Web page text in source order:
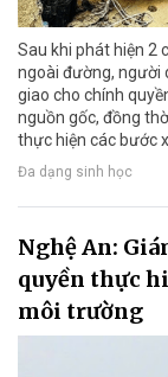
Sau khi phát hiện 2
ngoài đường, người
giao cho chính
nguồn gốc, đồng
thực hiện các bước
Đa dạng sinh học
Nghệ An:
quyền thực
môi trường